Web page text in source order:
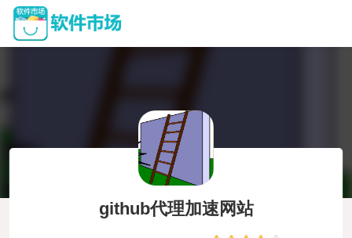
github代理加速网站